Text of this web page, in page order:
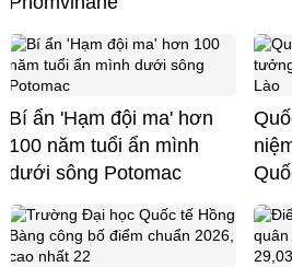
Bí ẩn 'Hạm đội ma' hơn
100 năm tuổi ẩn mình
dưới sông Potomac